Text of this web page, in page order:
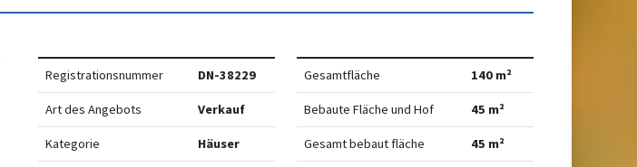
Registrationsnummer DN-38229
Art des Angebots Verkauf
Kategorie Häuser
Gesamtfläche 140 m²
Bebaute Fläche und Hof 45 m²
Gesamt bebaut fläche 45 m²